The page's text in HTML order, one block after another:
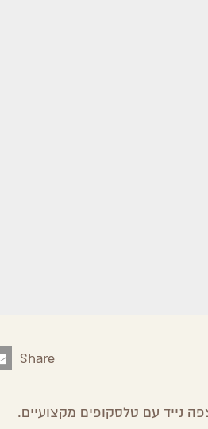
Share
נייד עם טלסקופים מקצועיים.